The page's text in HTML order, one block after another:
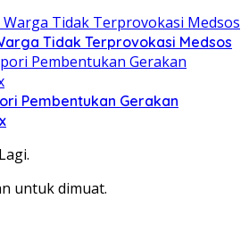
Tidak Terprovokasi Medsos
Pembentukan Gerakan
untuk dimuat.